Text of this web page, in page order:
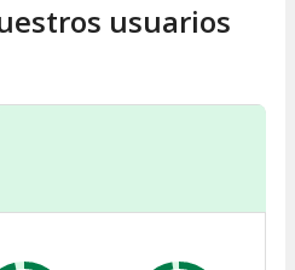
usuarios